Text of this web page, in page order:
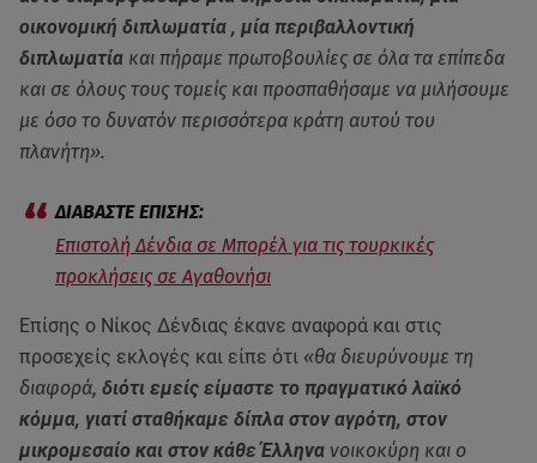
οικονομική διπλωματία , μία περιβαλλοντική
διπλωματία και πήραμε πρωτοβουλίες σε όλα τα επίπεδα
και σε όλους τους τομείς και προσπαθήσαμε να μιλήσουμε
με όσο το δυνατόν περισσότερα κράτη αυτού του
πλανήτη».
Επιστολή Δένδια σε Μπορέλ για τις τουρκικές
προκλήσεις σε Αγαθονήσι
Επίσης ο Νίκος Δένδιας έκανε αναφορά και στις
προσεχείς εκλογές και είπε ότι «θα διευρύνουμε τη
διαφορά, διότι εμείς είμαστε το πραγματικό λαϊκό
κόμμα, γιατί σταθήκαμε δίπλα στον αγρότη, στον
μικρομεσαίο και στον κάθε Έλληνα νοικοκύρη και ο